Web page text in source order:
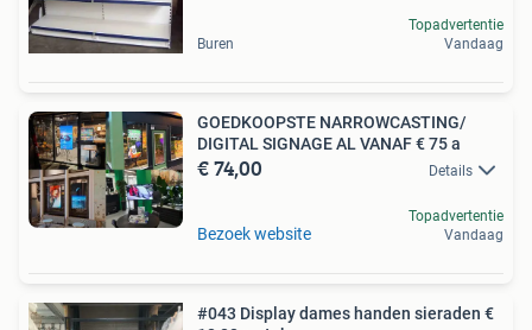
Buren
Topadvertentie
Vandaag
GOEDKOOPSTE NARROWCASTING/
DIGITAL SIGNAGE AL VANAF € 75 a
€ 74,00 Details
Bezoek website
Topadvertentie
Vandaag
#043 Display dames handen sieraden €